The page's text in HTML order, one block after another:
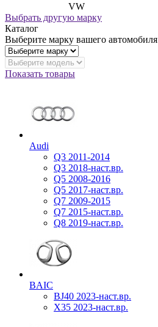
VW
Выбрать другую марку
Каталог
Выберите марку вашего автомобиля
Показать товары
Audi
Q3 2011-2014
Q3 2018-наст.вр.
Q5 2008-2016
Q5 2017-наст.вр.
Q7 2009-2015
Q7 2015-наст.вр.
Q8 2019-наст.вр.
BAIC
BJ40 2023-наст.вр.
X35 2023-наст.вр.